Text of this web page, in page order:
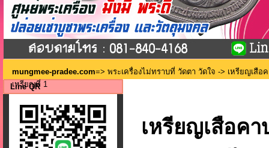
mungmee-pradee.com=> พระเครื่องไม่ทราบที่ วัดตา วัดใจ -> เหรียญเสือ
เหรียญที่ 1
Line QR
เหรียญเสือค